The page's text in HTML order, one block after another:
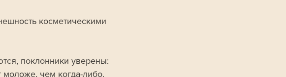
косметическими
поклонники уверены:
чем когда-либо.